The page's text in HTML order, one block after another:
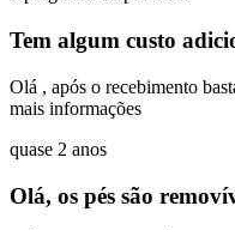
Tem algum custo
Olá , após o recebimento
mais informações
quase 2 anos
Olá, os pés são